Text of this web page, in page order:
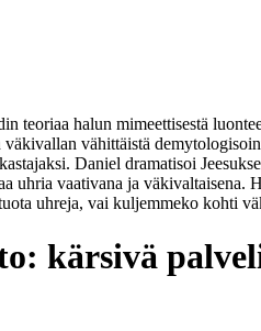
teoriaa halun mimeettisestä
väkivallan vähittäistä
Daniel dramatisoi
uhria vaativana ja
uhreja, vai kuljemmeko kohti
kärsivä